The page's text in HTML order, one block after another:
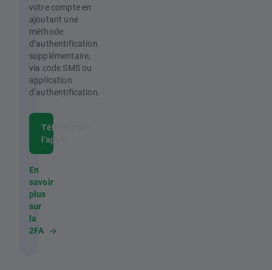
votre compte en
ajoutant une
méthode
d’authentification
supplémentaire,
via code SMS ou
application
d’authentification.
Télécharger
l’appli
En
savoir
plus
sur
la
2FA